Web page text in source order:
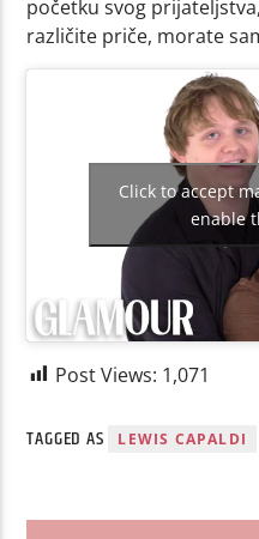
početku svog
različite priče, morate
Click to accept
enable
Post Views: 1,071
TAGGED AS LEWIS CAPALDI